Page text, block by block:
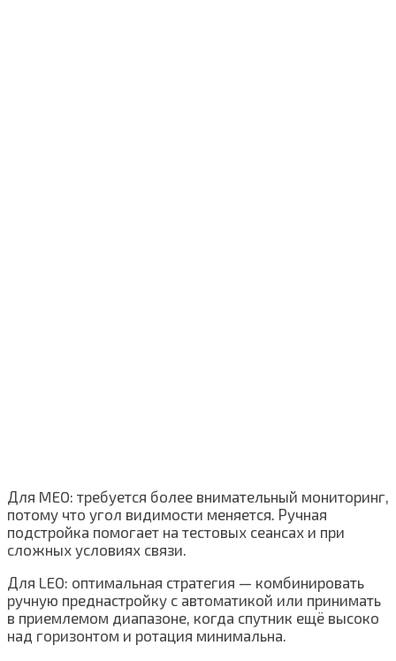
Для MEO: требуется более внимательный мониторинг,
потому что угол видимости меняется. Ручная
подстройка помогает на тестовых сеансах и при
сложных условиях связи.
Для LEO: оптимальная стратегия — комбинировать
ручную преднастройку с автоматикой или принимать
в приемлемом диапазоне, когда спутник ещё высоко
над горизонтом и ротация минимальна.